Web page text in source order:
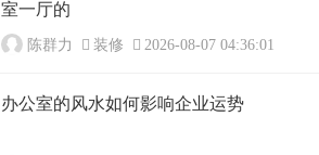
室一厅的
陈群力 装修 2026-08-07 04:36:01
办公室的风水如何影响企业运势